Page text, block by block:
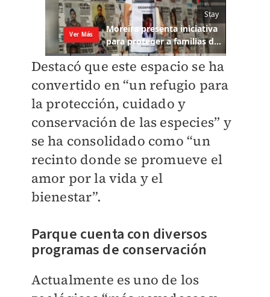
Destacó que este espacio se ha
convertido en “un refugio para
la protección, cuidado y
conservación de las especies” y
se ha consolidado como “un
recinto donde se promueve el
amor por la vida y el
bienestar”.
Parque cuenta con diversos
programas de conservación
Actualmente es uno de los